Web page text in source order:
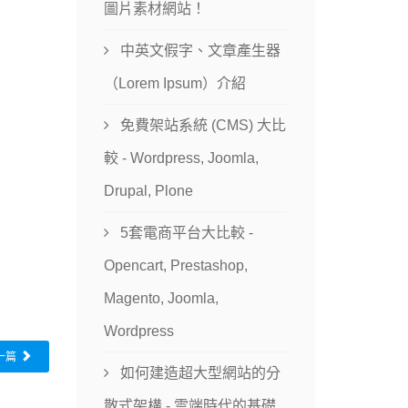
篇
圖片素材網站！
中英文假字、文章產生器
（Lorem Ipsum）介紹
免費架站系統 (CMS) 大比
較 - Wordpress, Joomla,
Drupal, Plone
5套電商平台大比較 -
Opencart, Prestashop,
Magento, Joomla,
Wordpress
如何建造超大型網站的分